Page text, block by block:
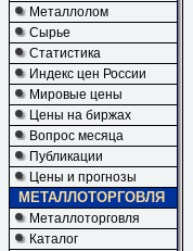
Металлолом
Сырье
Статистика
Индекс цен России
Мировые цены
Цены на биржах
Вопрос месяца
Публикации
Цены и прогнозы
МЕТАЛЛОТОРГОВЛЯ
Металлоторговля
Каталог